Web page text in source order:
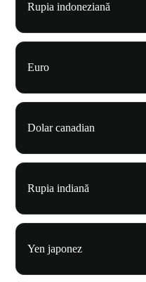
Rupia indoneziană
Euro
Dolar canadian
Rupia indiană
Yen japonez